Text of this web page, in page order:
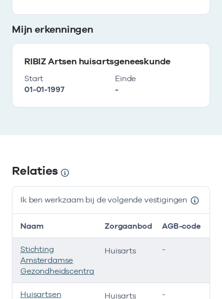
Mijn erkenningen
RIBIZ Artsen huisartsgeneeskunde
Start
01-01-1997
Einde
-
Relaties
Ik ben werkzaam bij de volgende vestigingen
Naam Zorgaanbod AGB-code
Stichting
Amsterdamse
Gezondheidscentra
Huisarts -
Huisartsen
Huisarts -